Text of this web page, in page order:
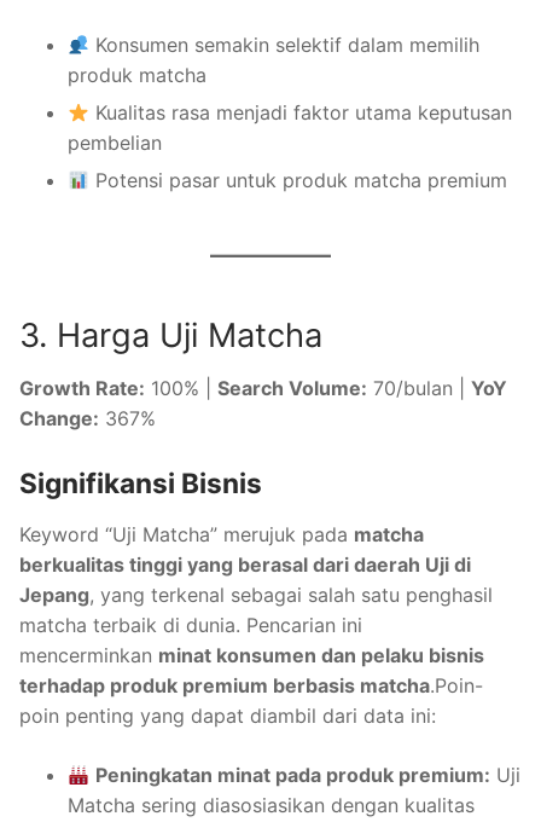
Konsumen semakin selektif dalam memilih
produk matcha
Kualitas rasa menjadi faktor utama keputusan
pembelian
Potensi pasar untuk produk matcha premium
3. Harga Uji Matcha
Growth Rate: 100% | Search Volume: 70/bulan | YoY
Change: 367%
Signifikansi Bisnis
Keyword “Uji Matcha” merujuk pada matcha
berkualitas tinggi yang berasal dari daerah Uji di
Jepang, yang terkenal sebagai salah satu penghasil
matcha terbaik di dunia. Pencarian ini
mencerminkan minat konsumen dan pelaku bisnis
terhadap produk premium berbasis matcha.Poin-
poin penting yang dapat diambil dari data ini:
Peningkatan minat pada produk premium: Uji
Matcha sering diasosiasikan dengan kualitas